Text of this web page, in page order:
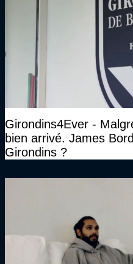
Girondins4Ever -
bien arrivé. James
Girondins ?